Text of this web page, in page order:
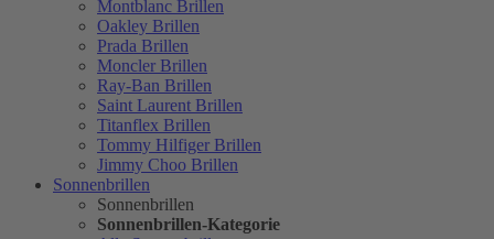
Montblanc Brillen
Oakley Brillen
Prada Brillen
Moncler Brillen
Ray-Ban Brillen
Saint Laurent Brillen
Titanflex Brillen
Tommy Hilfiger Brillen
Jimmy Choo Brillen
Sonnenbrillen
Sonnenbrillen
Sonnenbrillen-Kategorie